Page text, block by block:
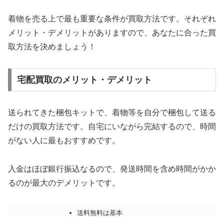
着物を売る上で最も重要な条件が買取方法です。それぞれ
メリット・デメリットがありますので、あなたに合った買
取方法を決めましょう！
宅配買取のメリット・デメリット
送られてきた梱包キットで、着物等を自分で梱包して送る
だけの買取方法です。自宅にいながら完結するので、時間
がない人に最もおすすめです。
入金はほぼ銀行振込なるので、発送時間を含め時間がかか
るのが最大のデメリットです。
送料無料は基本